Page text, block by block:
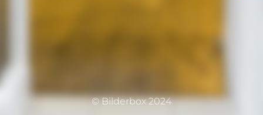
© Bilderbox 2024